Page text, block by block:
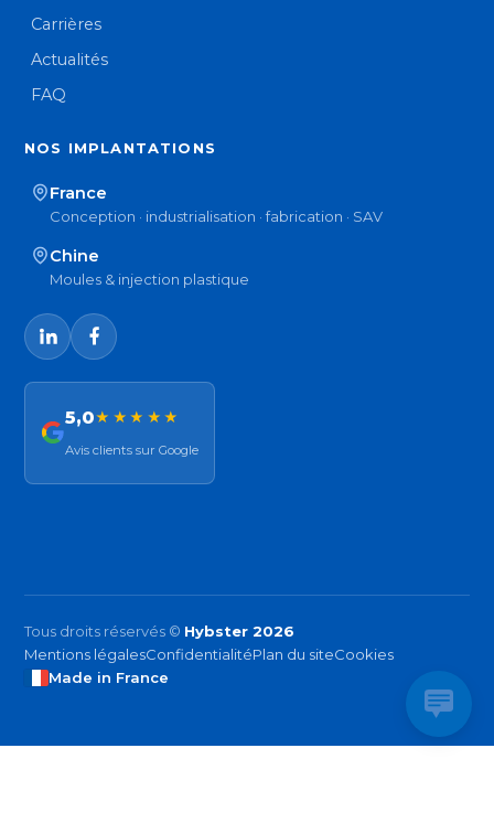
Carrières
Actualités
FAQ
NOS IMPLANTATIONS
France
Conception · industrialisation · fabrication · SAV
Chine
Moules & injection plastique
5,0★★★★★
Avis clients sur Google
Tous droits réservés © Hybster 2026
Mentions légalesConfidentialitéPlan du siteCookies
Made in France